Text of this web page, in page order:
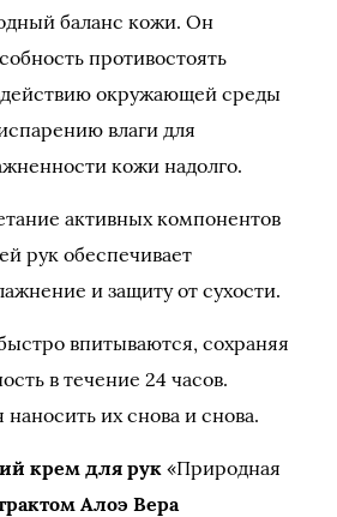
баланс кожи. Он
противостоять
окружающей среды
влаги для
кожи надолго.
активных компонентов
рук обеспечивает
и защиту от сухости.
впитываются, сохраняя
в течение 24 часов.
их снова и снова.
крем для рук «Природная
Алоэ Вера